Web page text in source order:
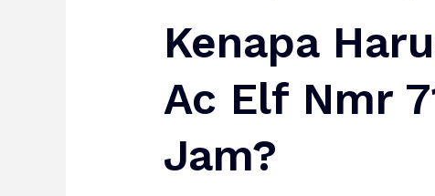
Kenapa
Ac Elf Nmr
Jam?